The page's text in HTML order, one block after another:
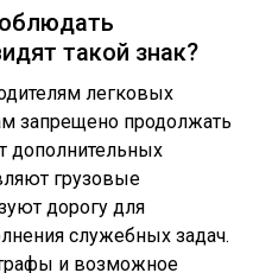
такой знак?
легковых
запрещено продолжать
дополнительных
грузовые
дорогу для
служебных задач.
и возможное